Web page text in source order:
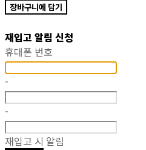
장바구니에 담기
재입고 알림 신청
휴대폰 번호
-
-
재입고 시 알림